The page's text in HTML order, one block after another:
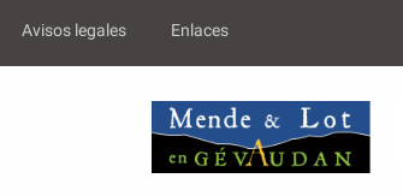
Avisos legales Enlaces